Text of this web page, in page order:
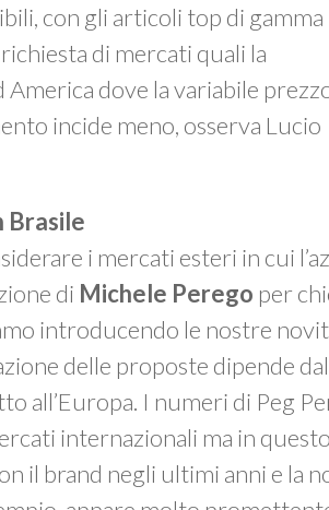
con gli articoli top di gamma
di mercati quali la
America dove la variabile
incide meno, osserva Lucio
Brasile
i mercati esteri in cui
di Michele Perego per
introducendo le nostre
delle proposte dipende
all’Europa. I numeri di Peg
internazionali ma in
il brand negli ultimi anni e la